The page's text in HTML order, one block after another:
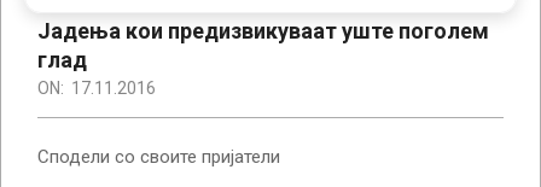
Јадења кои предизвикуваат уште поголем
глад
ON: 17.11.2016
Сподели со своите пријатели